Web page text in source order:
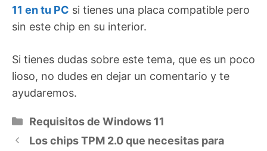
11 en tu PC si tienes una placa compatible pero
sin este chip en su interior.
Si tienes dudas sobre este tema, que es un poco
lioso, no dudes en dejar un comentario y te
ayudaremos.
Categorías
Requisitos de Windows 11
Los chips TPM 2.0 que necesitas para